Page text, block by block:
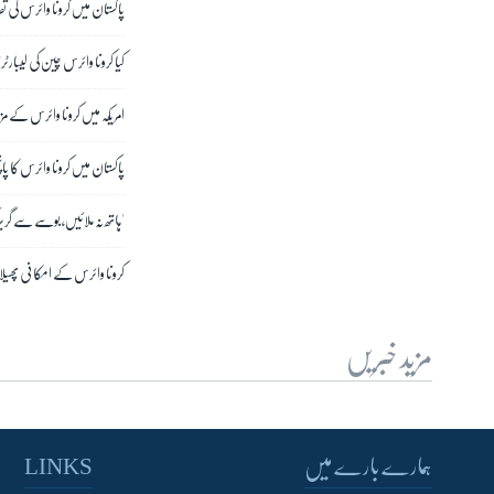
پاکستان میں کرونا وائرس
کیا کرونا وائرس چین کی
امریکہ میں کرونا وائرس کے مزید
پاکستان میں کرونا وائرس
'ہاتھ نہ ملائیں، بوسے سے
کرونا وائرس کے امکانی
مزید خبریں
ہمارے بارے میں LINKS